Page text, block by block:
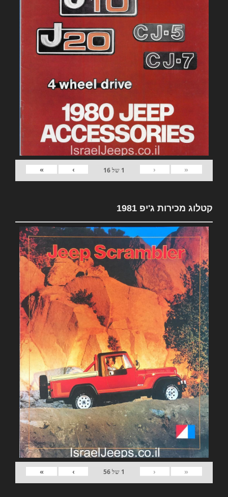
«
‹
1 של16
›
»
קטלוג מכירות ג'יפ 1981
«
‹
1 של56
›
»